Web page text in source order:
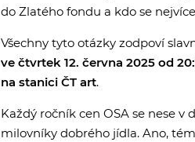
do Zlatého fondu a kdo se
Všechny tyto otázky zodpoví
ve čtvrtek 12. června 2025 od
na stanici ČT art.
Každý ročník cen OSA se nese
milovníky dobrého jídla. Ano,